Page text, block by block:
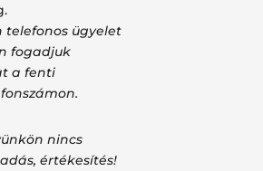
telefonos ügyelet
fogadjuk
a fenti
nincs
értékesítés!